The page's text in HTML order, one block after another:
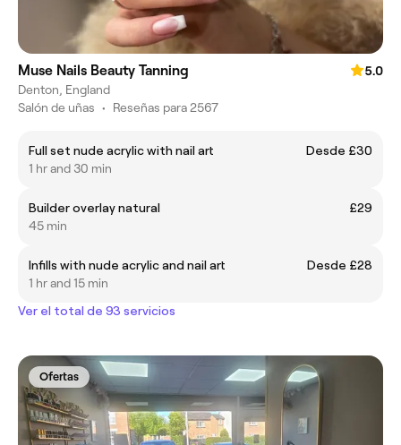
Muse Nails Beauty Tanning
5.0
Denton, England
Salón de uñas • Reseñas para 2567
Full set nude acrylic with nail art
Desde £30
1 hr and 30 min
Builder overlay natural
£29
45 min
Infills with nude acrylic and nail art
Desde £28
1 hr and 15 min
Ver el total de 93 servicios
Ofertas